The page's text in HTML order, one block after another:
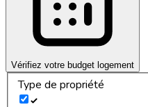
Vérifiez votre budget logement
Type de propriété